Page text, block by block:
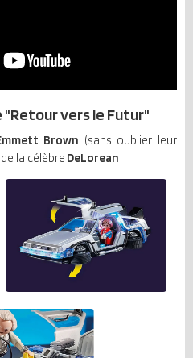
"Retour vers le Futur"
Brown (sans oublier leur
la célèbre DeLorean